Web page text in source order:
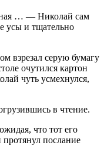
… — Николай сам
усы и тщательно
взрезал серую бумагу
очутился картон
чуть усмехнулся,
в чтение.
что тот его
послание